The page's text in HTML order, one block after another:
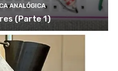
ANALÓGICA
(Parte 1)